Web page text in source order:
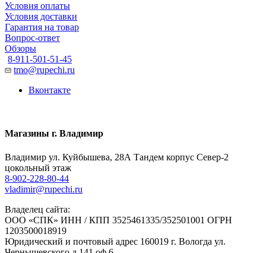
Условия оплаты
Условия доставки
Гарантия на товар
Вопрос-ответ
Обзоры
8-911-501-51-45
tmo@rupechi.ru
Вконтакте
Магазины г. Владимир
Владимир ул. Куйбышева, 28А Тандем корпус Север-2
цокольный этаж
8-902-228-80-44
vladimir@rupechi.ru
Владелец сайта:
ООО «СПК» ИНН / КПП 3525461335/352501001 ОГРН
1203500018919
Юридический и почтовый адрес 160019 г. Вологда ул.